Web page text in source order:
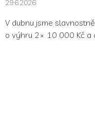
29.6.2026
V dubnu jsme
o výhru 2× 10 000 Kč a